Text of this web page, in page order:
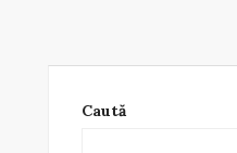
Caută